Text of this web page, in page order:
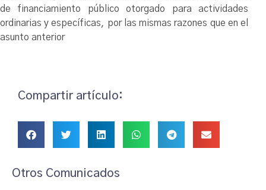
de financiamiento público otorgado para actividades
ordinarias y específicas, por las mismas razones que en el
asunto anterior
Compartir artículo:
Otros Comunicados